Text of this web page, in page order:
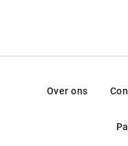
Over ons